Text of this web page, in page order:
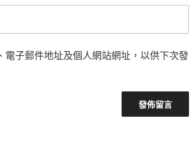
電子郵件地址及個人網站網址，以供下次發